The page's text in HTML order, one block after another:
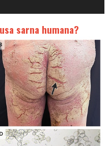
sarna humana?